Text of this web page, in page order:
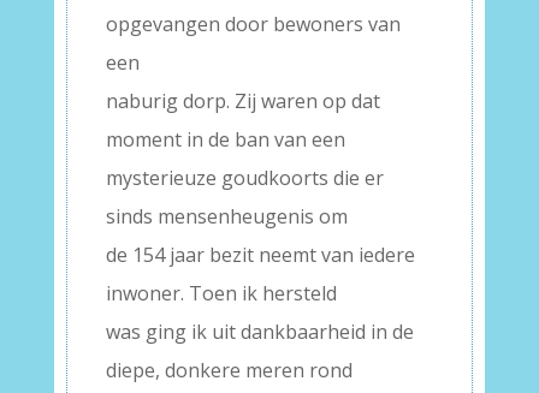
opgevangen door bewoners van
een
naburig dorp. Zij waren op dat
moment in de ban van een
mysterieuze goudkoorts die er
sinds mensenheugenis om
de 154 jaar bezit neemt van iedere
inwoner. Toen ik hersteld
was ging ik uit dankbaarheid in de
diepe, donkere meren rond